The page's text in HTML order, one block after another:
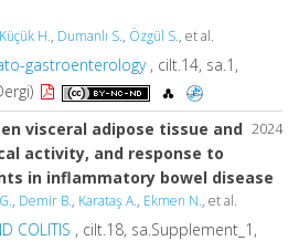
Küçük H., Dumanlı S., Özgül S., et al.
gastroenterology, cilt.14, sa.1,
2024
visceral adipose tissue and
activity, and response to
in inflammatory bowel disease
, Demir B., Karataş A., Ekmen N., et al.
COLITIS , cilt.18, sa.Supplement_1,